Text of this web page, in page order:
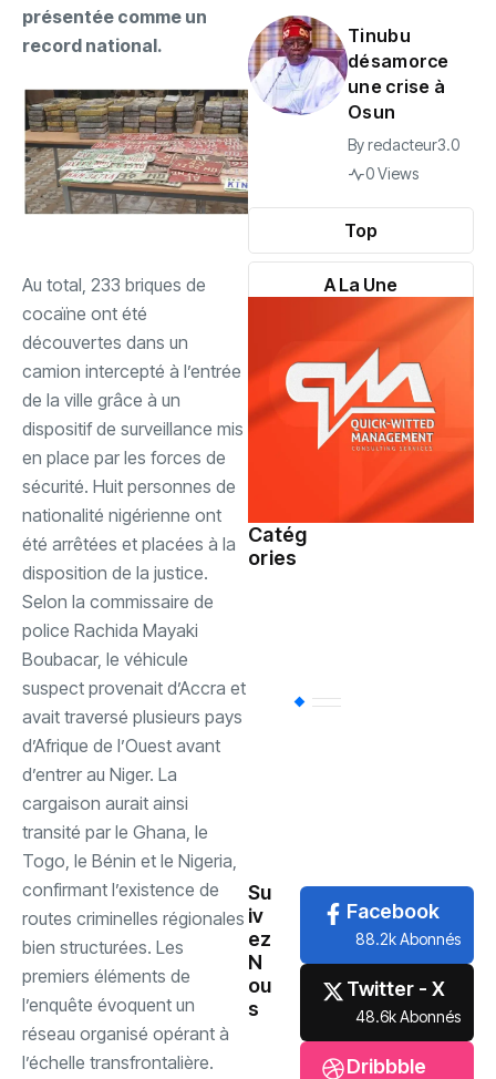
présentée comme un
record national.
‎Au total, 233 briques de
cocaïne ont été
découvertes dans un
camion intercepté à l’entrée
de la ville grâce à un
dispositif de surveillance mis
en place par les forces de
sécurité. Huit personnes de
nationalité nigérienne ont
été arrêtées et placées à la
disposition de la justice.
Selon la commissaire de
police Rachida Mayaki
Boubacar, le véhicule
suspect provenait d’Accra et
avait traversé plusieurs pays
d’Afrique de l’Ouest avant
d’entrer au Niger. La
cargaison aurait ainsi
transité par le Ghana, le
Togo, le Bénin et le Nigeria,
confirmant l’existence de
routes criminelles régionales
bien structurées. ‎Les
premiers éléments de
l’enquête évoquent un
réseau organisé opérant à
l’échelle transfrontalière.
Top
A La Une
Tinubu
désamorce
une crise à
Osun
Byredacteur3.0
0 Views
Catég
ories
Su
iv
ez
N
ou
s
Facebook
88.2k Abonnés
Twitter - X
48.6k Abonnés
Dribbble